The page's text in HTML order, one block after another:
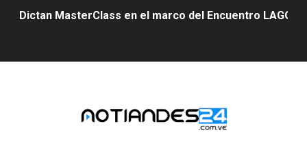
Dictan MasterClass en el marco del Encuentro LAGO
Gobernador Arnaldo Sánchez apadrina a más de 993